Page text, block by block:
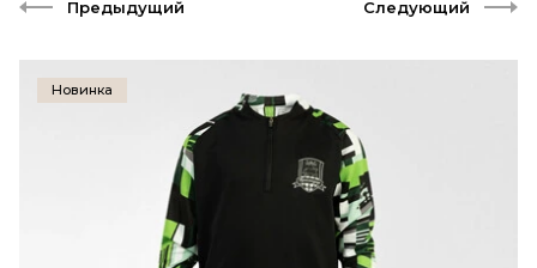
Предыдущий Следующий
Новинка